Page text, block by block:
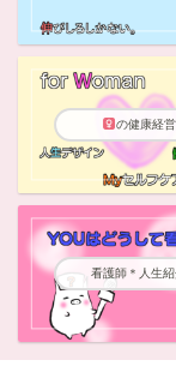
の健康経営
看護師＊人生